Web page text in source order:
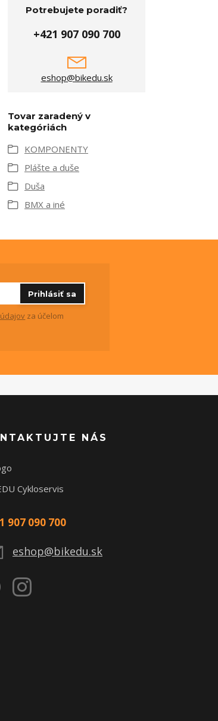
Potrebujete poradiť?
+421 907 090 700
eshop@bikedu.sk
Tovar zaradený v
kategóriách
KOMPONENTY
Plášte a duše
Duša
BMX a iné
Prihlásiť sa
za účelom
NÁS
Cykloservis
907 090 700
eshop@bikedu.sk